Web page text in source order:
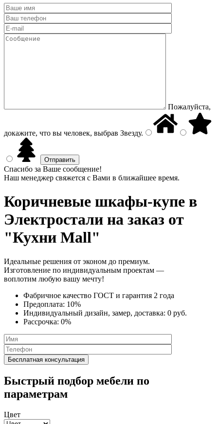
Пожалуйста,
докажите, что вы человек, выбрав Звезду.
Спасибо за Ваше сообщение!
Наш менеджер свяжется с Вами в ближайшее время.
Коричневые шкафы-купе в
Электростали на заказ от
"Кухни Mall"
Идеальные решения от эконом до премиум.
Изготовление по индивидуальным проектам —
воплотим любую вашу мечту!
Фабричное качество ГОСТ и гарантия 2 года
Предоплата: 10%
Индивидуальный дизайн, замер, доставка: 0 руб.
Рассрочка: 0%
Быстрый подбор мебели по
параметрам
Цвет